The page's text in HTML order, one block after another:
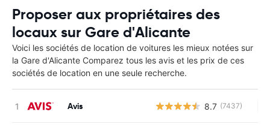
Proposer aux propriétaires des
locaux sur Gare d'Alicante
Voici les sociétés de location de voitures les mieux notées sur
la Gare d'Alicante Comparez tous les avis et les prix de ces
sociétés de location en une seule recherche.
Avis 8.7 (7437)